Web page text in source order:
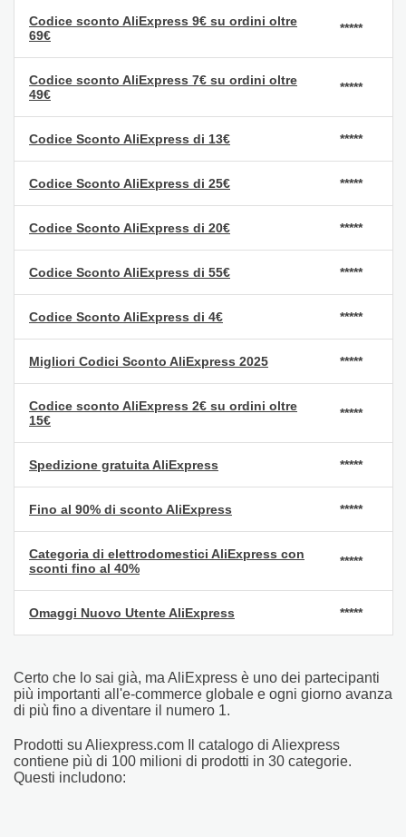
Codice sconto AliExpress 9€ su ordini oltre
69€
*****
Codice sconto AliExpress 7€ su ordini oltre
49€
*****
Codice Sconto AliExpress di 13€ *****
Codice Sconto AliExpress di 25€ *****
Codice Sconto AliExpress di 20€ *****
Codice Sconto AliExpress di 55€ *****
Codice Sconto AliExpress di 4€ *****
Migliori Codici Sconto AliExpress 2025 *****
Codice sconto AliExpress 2€ su ordini oltre
15€
*****
Spedizione gratuita AliExpress *****
Fino al 90% di sconto AliExpress *****
Categoria di elettrodomestici AliExpress con
sconti fino al 40%
*****
Omaggi Nuovo Utente AliExpress *****
Certo che lo sai già, ma AliExpress è uno dei partecipanti
più importanti all'e-commerce globale e ogni giorno avanza
di più fino a diventare il numero 1.
Prodotti su Aliexpress.com Il catalogo di Aliexpress
contiene più di 100 milioni di prodotti in 30 categorie.
Questi includono: